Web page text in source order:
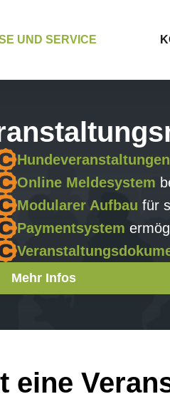
UND SERVICE
Hundeveranstaltungen
Online Meldesystem
Modularer Aufbau für
Paymentsystem
Mehr Infos
eine